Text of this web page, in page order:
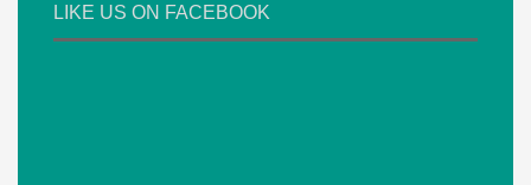
LIKE US ON FACEBOOK